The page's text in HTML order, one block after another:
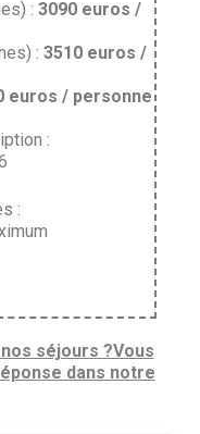
: 3090 euros /
:3510 euros /
euros / personne
:
:
séjours ?Vous
dans notre